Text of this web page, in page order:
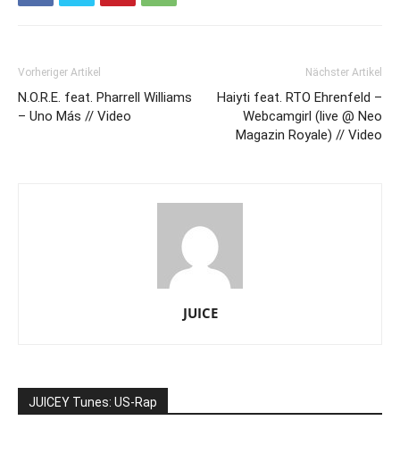
Vorheriger Artikel
N.O.R.E. feat. Pharrell Williams
– Uno Más // Video
Nächster Artikel
Haiyti feat. RTO Ehrenfeld –
Webcamgirl (live @ Neo
Magazin Royale) // Video
JUICE
JUICEY Tunes: US-Rap